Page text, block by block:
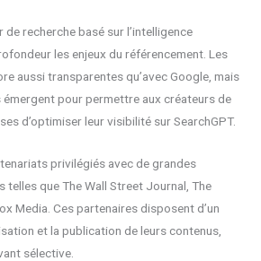
de recherche basé sur l’intelligence
les enjeux du référencement. Les
aussi transparentes qu’avec Google, mais
pour permettre aux créateurs de
d’optimiser leur visibilité sur SearchGPT.
privilégiés avec de grandes
que The Wall Street Journal, The
Media. Ces partenaires disposent d’un
et la publication de leurs contenus,
sélective.